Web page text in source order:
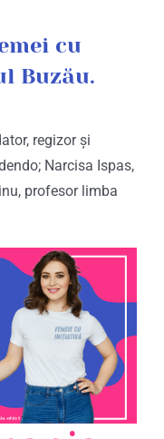
cu
Buzău.
regizor și
Narcisa Ispas,
profesor limba